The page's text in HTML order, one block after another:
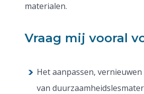
materialen.
Vraag mij vooral
Het aanpassen,
van